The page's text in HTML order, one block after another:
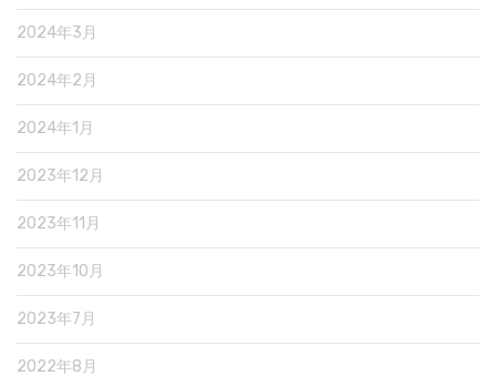
2024年3月
2024年2月
2024年1月
2023年12月
2023年11月
2023年10月
2023年7月
2022年8月